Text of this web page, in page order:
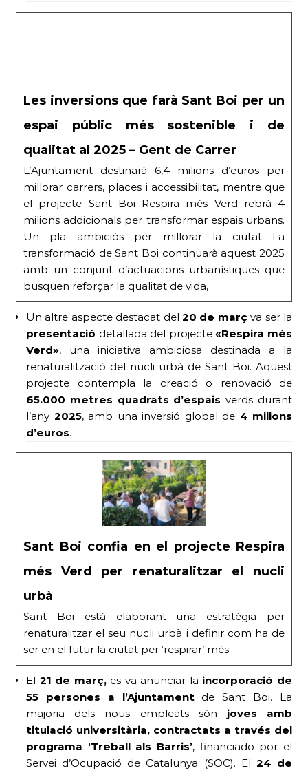
Les inversions que farà Sant Boi per un
espai públic més sostenible i de
qualitat al 2025 – Gent de Carrer
L’Ajuntament destinarà 6,4 milions d’euros per
millorar carrers, places i accessibilitat, mentre que
el projecte Sant Boi Respira més Verd rebrà 4
milions addicionals per transformar espais urbans.
Un pla ambiciós per millorar la ciutat La
transformació de Sant Boi continuarà aquest 2025
amb un conjunt d’actuacions urbanístiques que
busquen reforçar la qualitat de vida,
Un altre aspecte destacat del 20 de març va ser la
presentació detallada del projecte«Respira més
Verd», una iniciativa ambiciosa destinada a la
renaturalització del nucli urbà de Sant Boi. Aquest
projecte contempla la creació o renovació de
65.000 metres quadrats d’espaisverds durant
l’any 2025, amb una inversió global de 4 milions
d’euros.
Sant Boi confia en el projecte Respira
més Verd per renaturalitzar el nucli
urbà
Sant Boi està elaborant una estratègia per
renaturalitzar el seu nucli urbà i definir com ha de
ser en el futur la ciutat per ‘respirar’ més
El 21 de març,es va anunciar la incorporació de
55 persones a l’Ajuntament de Sant Boi. La
majoria dels nous empleats són joves amb
titulació universitària, contractats a través del
programa ‘Treball als Barris’, financiado por el
Servei d’Ocupació de Catalunya (SOC). El 24 de